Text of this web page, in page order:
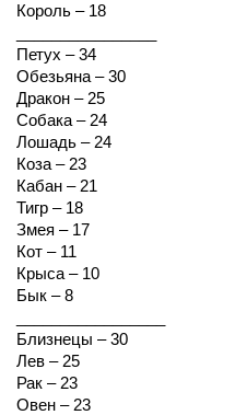
Король – 18
Петух – 34
Обезьяна – 30
Дракон – 25
Собака – 24
Лошадь – 24
Коза – 23
Кабан – 21
Тигр – 18
Змея – 17
Кот – 11
Крыса – 10
Бык – 8
Близнецы – 30
Лев – 25
Рак – 23
Овен – 23